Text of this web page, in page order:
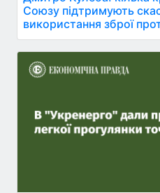
Союзу підтримують
використання зброї